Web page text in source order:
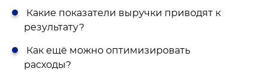
Какие показатели выручки приводят к
результату?
Как ещё можно оптимизировать
расходы?